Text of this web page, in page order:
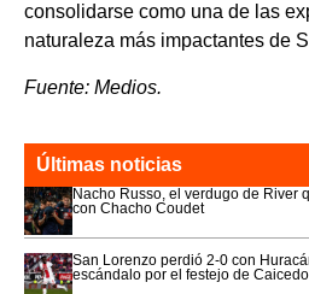
consolidarse como una de las
naturaleza más impactantes de
Fuente: Medios.
Últimas noticias
Nacho Russo, el verdugo de River
con Chacho Coudet
San Lorenzo perdió 2-0 con
escándalo por el festejo de Caicedo